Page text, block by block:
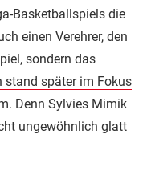
Basketballspiels die
einen Verehrer, den
sondern das
stand später im Fokus
. Denn Sylvies Mimik
ungewöhnlich glatt